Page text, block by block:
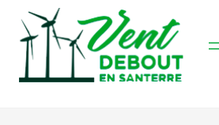
content